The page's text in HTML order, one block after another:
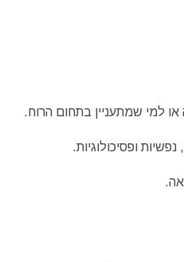
למי שמתעניין בתחום הרוח.
ופסיכולוגיות.